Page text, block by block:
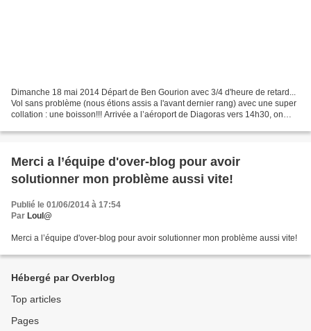
Dimanche 18 mai 2014 Départ de Ben Gourion avec 3/4 d'heure de retard...
Vol sans problème (nous étions assis a l'avant dernier rang) avec une super
collation : une boisson!!! Arrivée a l’aéroport de Diagoras vers 14h30, on
Merci a l’équipe d'over-blog pour avoir
solutionner mon problème aussi vite!
Publié le 01/06/2014 à 17:54
Par Loul@
Merci a l’équipe d'over-blog pour avoir solutionner mon problème aussi vite!
Hébergé par Overblog
Top articles
Pages